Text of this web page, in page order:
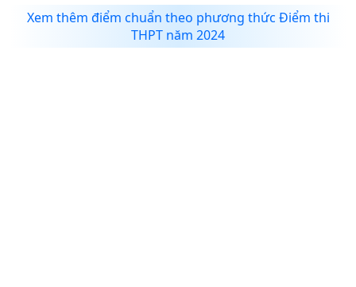
Xem thêm điểm chuẩn theo phương thức Điểm thi
THPT năm 2024